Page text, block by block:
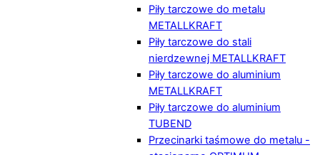
Piły tarczowe do metalu
METALLKRAFT
Piły tarczowe do stali
nierdzewnej METALLKRAFT
Piły tarczowe do aluminium
METALLKRAFT
Piły tarczowe do aluminium
TUBEND
Przecinarki taśmowe do metalu -